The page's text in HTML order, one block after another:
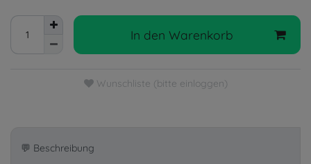
In den Warenkorb
Wunschliste (bitte einloggen)
💬 Beschreibung